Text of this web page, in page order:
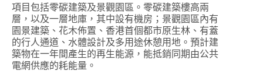
項目包括零碳建築及景觀園區。零碳建築樓高兩
層，以及一層地庫，其中設有機房；景觀園區內有
園景建築、花木佈置、香港首個都市原生林、有蓋
的行人通道、水體設計及多用途休憩用地。預計建
築物在一年間產生的再生能源，能抵銷同期由公共
電網供應的耗能量。